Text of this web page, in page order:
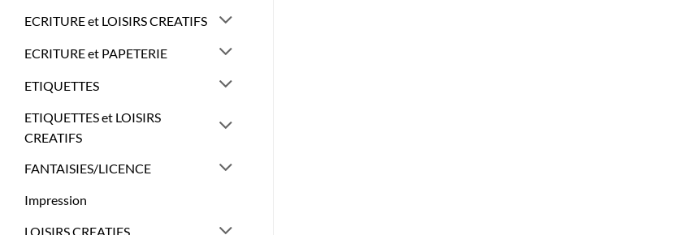
ECRITURE et LOISIRS CREATIFS
ECRITURE et PAPETERIE
ETIQUETTES
ETIQUETTES et LOISIRS
CREATIFS
FANTAISIES/LICENCE
Impression
LOISIRS CREATIFS